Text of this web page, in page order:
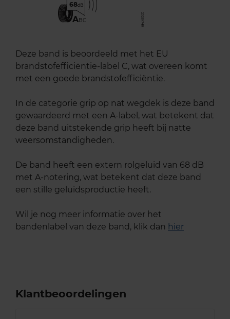
68
ABC
Deze band is beoordeeld met het EU
brandstofefficiëntie-label C, wat overeen komt
met een goede brandstofefficiëntie.
In de categorie grip op nat wegdek is deze band
gewaardeerd met een A-label, wat betekent dat
deze band uitstekende grip heeft bij natte
weersomstandigheden.
De band heeft een extern rolgeluid van 68 dB
met A-notering, wat betekent dat deze band
een stille geluidsproductie heeft.
Wil je nog meer informatie over het
bandenlabel van deze band, klik dan hier
Klantbeoordelingen